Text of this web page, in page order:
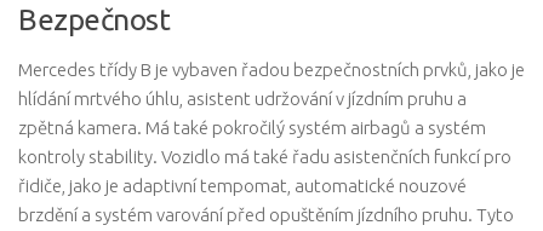
Bezpečnost
Mercedes třídy B je vybaven řadou bezpečnostních prvků, jako je
hlídání mrtvého úhlu, asistent udržování v jízdním pruhu a
zpětná kamera. Má také pokročilý systém airbagů a systém
kontroly stability. Vozidlo má také řadu asistenčních funkcí pro
řidiče, jako je adaptivní tempomat, automatické nouzové
brzdění a systém varování před opuštěním jízdního pruhu. Tyto